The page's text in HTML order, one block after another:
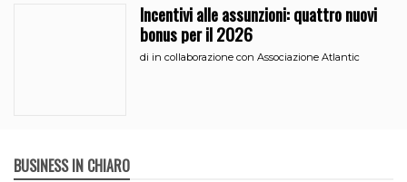
Incentivi alle assunzioni: quattro nuovi
bonus per il 2026
di in collaborazione con Associazione Atlantic
BUSINESS IN CHIARO